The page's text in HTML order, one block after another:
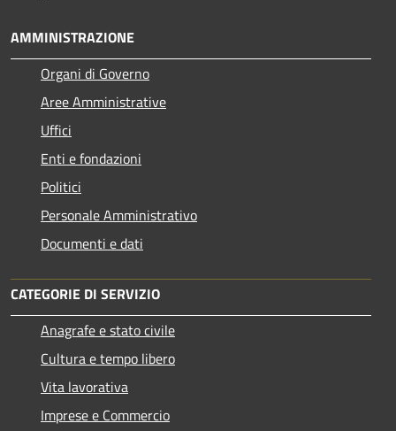
AMMINISTRAZIONE
Organi di Governo
Aree Amministrative
Uffici
Enti e fondazioni
Politici
Personale Amministrativo
Documenti e dati
CATEGORIE DI SERVIZIO
Anagrafe e stato civile
Cultura e tempo libero
Vita lavorativa
Imprese e Commercio